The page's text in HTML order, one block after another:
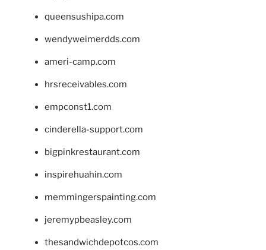
queensushipa.com
wendyweimerdds.com
ameri-camp.com
hrsreceivables.com
empconst1.com
cinderella-support.com
bigpinkrestaurant.com
inspirehuahin.com
memmingerspainting.com
jeremypbeasley.com
thesandwichdepotcos.com